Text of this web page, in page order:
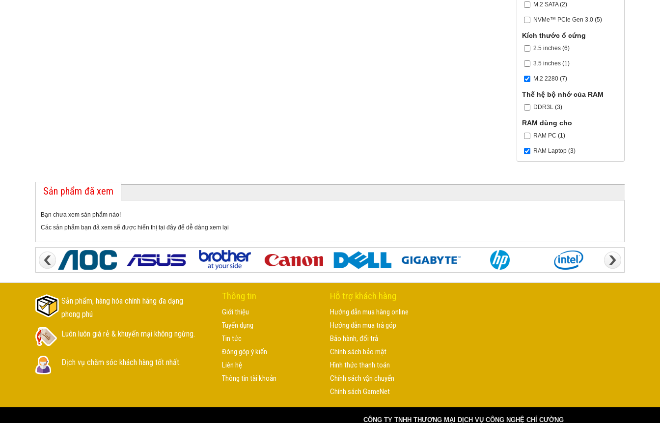
M.2 SATA (2)
NVMe™ PCIe Gen 3.0 (5)
Kích thước ổ cứng
2.5 inches (6)
3.5 inches (1)
M.2 2280 (7)
Thế hệ bộ nhớ của RAM
DDR3L (3)
RAM dùng cho
RAM PC (1)
RAM Laptop (3)
Sản phẩm đã xem
Bạn chưa xem sản phẩm nào!
Các sản phẩm bạn đã xem sẽ được hiển thị tại đây để dễ dàng xem lại
Sản phẩm, hàng hóa chính hãng đa dạng
phong phú
Luôn luôn giá rẻ & khuyến mại không ngừng.
Dịch vụ chăm sóc khách hàng tốt nhất.
Thông tin
Giới thiệu
Tuyển dụng
Tin tức
Đóng góp ý kiến
Liên hệ
Thông tin tài khoản
Hỗ trợ khách hàng
Hướng dẫn mua hàng online
Hướng dẫn mua trả góp
Bảo hành, đổi trả
Chính sách bảo mật
Hình thức thanh toán
Chính sách vận chuyển
Chính sách GameNet
CÔNG TY TNHH THƯƠNG MẠI DỊCH VỤ CÔNG NGHỆ CHÍ CƯỜNG